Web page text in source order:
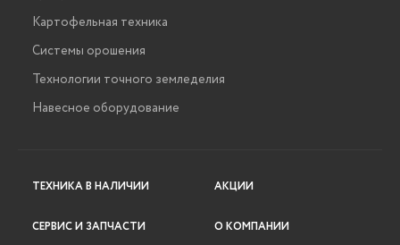
Картофельная техника
Системы орошения
Технологии точного земледелия
Навесное оборудование
ТЕХНИКА В НАЛИЧИИ
СЕРВИС И ЗАПЧАСТИ
АКЦИИ
О КОМПАНИИ